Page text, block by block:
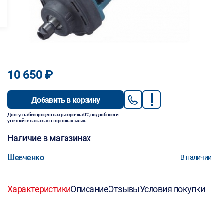
10 650 ₽
Добавить в корзину
Доступна беспроцентная рассрочка 0%, подробности
уточняйте на кассах в торговых залах.
Наличие в магазинах
Шевченко В наличии
ХарактеристикиОписаниеОтзывыУсловия покупки